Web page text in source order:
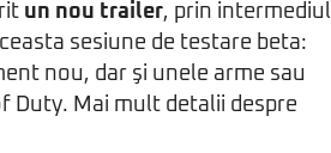
un nou trailer, prin intermediul
sesiune de testare beta:
nou, dar şi unele arme sau
Duty. Mai mult detalii despre